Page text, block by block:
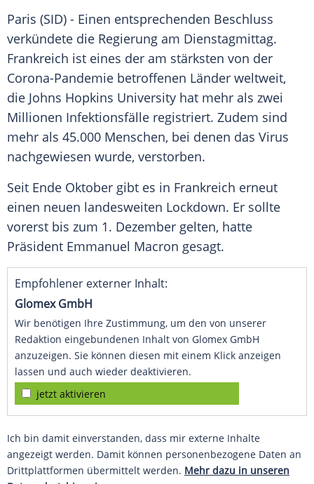
Paris (SID) - Einen entsprechenden Beschluss
verkündete die Regierung am Dienstagmittag.
Frankreich ist eines der am stärksten von der
Corona-Pandemie betroffenen Länder weltweit,
die Johns Hopkins University hat mehr als zwei
Millionen Infektionsfälle registriert. Zudem sind
mehr als 45.000 Menschen, bei denen das Virus
nachgewiesen wurde, verstorben.
Seit Ende Oktober gibt es in Frankreich erneut
einen neuen landesweiten Lockdown. Er sollte
vorerst bis zum 1. Dezember gelten, hatte
Präsident Emmanuel Macron gesagt.
Empfohlener externer Inhalt:
Glomex GmbH
Wir benötigen Ihre Zustimmung, um den von unserer
Redaktion eingebundenen Inhalt von Glomex GmbH
anzuzeigen. Sie können diesen mit einem Klick anzeigen
lassen und auch wieder deaktivieren.
jetzt aktivieren
Ich bin damit einverstanden, dass mir externe Inhalte
angezeigt werden. Damit können personenbezogene Daten an
Drittplattformen übermittelt werden. Mehr dazu in unseren